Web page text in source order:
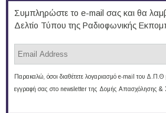
Συμπληρώστε το e-mail σας και θα
Δελτίο Τύπου της Ραδιοφωνικής
Παρακαλώ, όσοι διαθέτετε λογαριασμό e-mail του Δ.Π.Θ
εγγραφή σας στο newsletter της Δομής Απασχόλησης &